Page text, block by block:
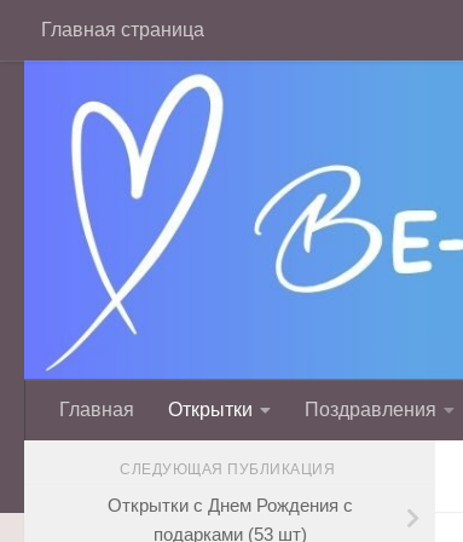
Перейти к содержимому
Главная страница
Главная Открытки Поздравления
СЛЕДУЮЩАЯ ПУБЛИКАЦИЯ
Открытки с Днем Рождения с
подарками (53 шт)